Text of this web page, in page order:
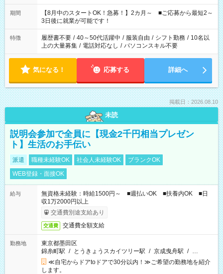
と休みを合わせたい」 「余裕を持って夕飯の準備がしたい」
「できれば残業はしたくない」 など、ご希望を教えてください
ね。 ※Wワーク希望の方へ 今ご覧のお仕事で希望する勤務時間
と、もう1つのお仕事の勤務時間。 合計で週40時間を超える場
合は応募できません。
期間
【8月中のスタートOK！急募！】2カ月～ ■ご応募から最短2～
3日後に就業が可能です！
特徴 履歴書不要 / 40～50代活躍中 / 服装自由 / シフト勤務 / 10名以
上の大量募集 / 電話対応なし / パソコンスキル不要
気になる！ 応募する 詳細へ
掲載日：2026.08.10
未読
説明会参加で全員に【現金2千円相当プレゼン
ト】生活のお手伝い
派遣 職種未経験OK 社会人未経験OK
ブランクOK
WEB登録・面接OK
給与
無資格未経験：時給1500円～ ■週払いOK ■扶養内OK ■日
収1万2000円以上
交通費別途支給あり
交通費 交通費全額支給
勤務地
東京都墨田区
錦糸町駅 / とうきょうスカイツリー駅 / 京成曳舟駅 / …
≪自宅からドアtoドアで30分以内！≫ご希望の勤務地を紹介
します。